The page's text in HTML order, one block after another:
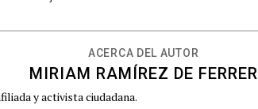
ACERCA DEL AUTOR
MIRIAM RAMÍREZ DE FERRER
y activista ciudadana.